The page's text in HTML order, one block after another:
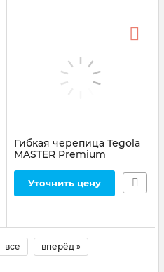
Гибкая черепица Tegola
MASTER Premium
Gghiaccio di Montagna
Уточнить цену
все вперёд »